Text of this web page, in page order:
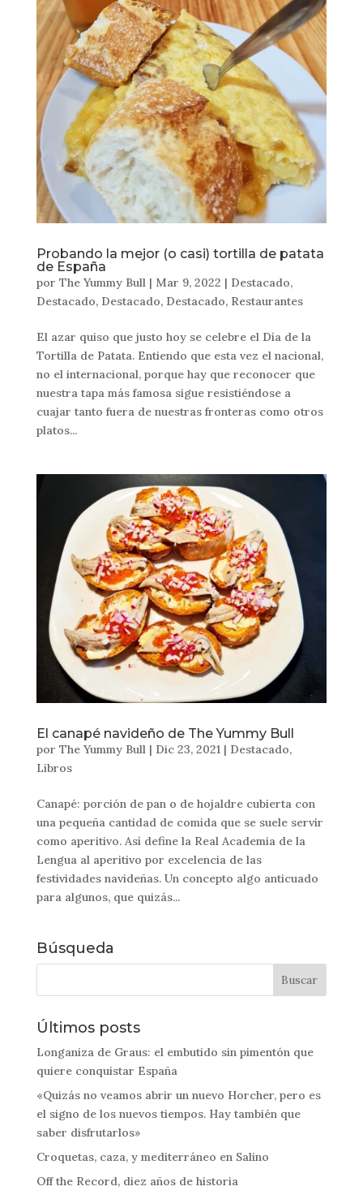
Probando la mejor (o casi) tortilla de patata
de España
por The Yummy Bull| Mar 9, 2022 | Destacado,
Destacado, Destacado, Destacado, Restaurantes
El azar quiso que justo hoy se celebre el Día de la
Tortilla de Patata. Entiendo que esta vez el nacional,
no el internacional, porque hay que reconocer que
nuestra tapa más famosa sigue resistiéndose a
cuajar tanto fuera de nuestras fronteras como otros
platos...
El canapé navideño de The Yummy Bull
por The Yummy Bull| Dic 23, 2021| Destacado,
Libros
Canapé: porción de pan o de hojaldre cubierta con
una pequeña cantidad de comida que se suele servir
como aperitivo. Así define la Real Academia de la
Lengua al aperitivo por excelencia de las
festividades navideñas. Un concepto algo anticuado
para algunos, que quizás...
Búsqueda
Últimos posts
Longaniza de Graus: el embutido sin pimentón que
quiere conquistar España
«Quizás no veamos abrir un nuevo Horcher, pero es
el signo de los nuevos tiempos. Hay también que
saber disfrutarlos»
Croquetas, caza, y mediterráneo en Salino
Off the Record, diez años de historia